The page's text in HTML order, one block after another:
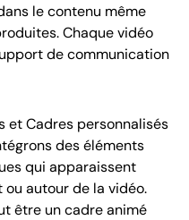
le contenu même
Chaque vidéo
de communication
et Cadres personnalisés
des éléments
qui apparaissent
ou autour de la vidéo.
être un cadre animé